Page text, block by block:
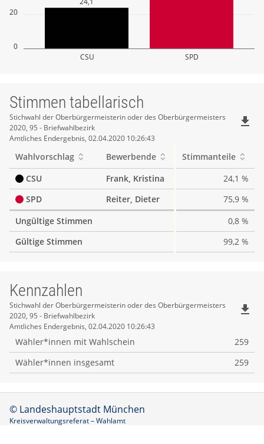
0
20
CSU SPD
Stimmen tabellarisch
Stimmen
tabellarisch
Stichwahl der Oberbürgermeisterin oder des Oberbürgermeisters
2020, 95 - Briefwahlbezirk
Amtliches Endergebnis, 02.04.2020 10:26:43
file_download
Wahlvorschlag Bewerbende
Stimmanteile
CSU
Frank, Kristina
24,1 %
SPD
Reiter, Dieter
75,9 %
Ungültige Stimmen
0,8 %
Gültige Stimmen
99,2 %
Kennzahlen
Kennzahlen
Stichwahl der Oberbürgermeisterin oder des Oberbürgermeisters
2020, 95 - Briefwahlbezirk
Amtliches Endergebnis, 02.04.2020 10:26:43
file_download
Wähler*innen mit Wahlschein
259
Wähler*innen insgesamt
259
© Landeshauptstadt München
Kreisverwaltungsreferat – Wahlamt